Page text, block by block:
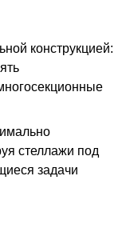
конструкцией:
стеллажи под
задачи